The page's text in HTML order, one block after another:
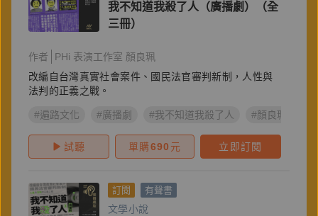
我不知道我殺了人（廣播劇）（全
三冊）
作者
PHi 表演工作室 顏良珮
改編自台灣真實社會案件、國民法官審判新制，人性與
法判的正義之戰。
#遍路文化 #廣播劇 #我不知道我殺了人 #顏良珮
試聽 單購690 元 立即訂閱
訂閱 有聲書
文學小說